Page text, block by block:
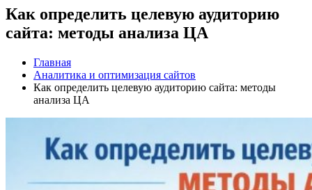
Как определить целевую аудиторию
сайта: методы анализа ЦА
Главная
Аналитика и оптимизация сайтов
Как определить целевую аудиторию сайта: методы
анализа ЦА